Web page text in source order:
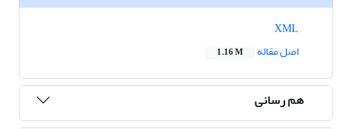
اصل مقاله
1.16 M
هم رسانی